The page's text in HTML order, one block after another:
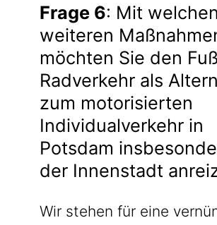
Frage 6: Mit welchen
weiteren
möchten Sie den
Radverkehr als
zum motorisierten
Individualverkehr in
Potsdam
der Innenstadt
Wir stehen für eine